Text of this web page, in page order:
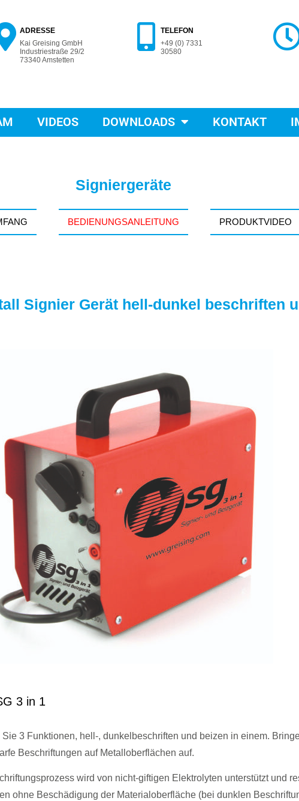
ADRESSE
Kai Greising GmbH
Industriestraße 29/2
73340 Amstetten
TELEFON
+49 (0) 7331
30580
VIDEOS DOWNLOADS KONTAKT
Signiergeräte
BEDIENUNGSANLEITUNG PRODUKTVIDEO
Signier Gerät hell-dunkel beschriften
3 in 1
3 Funktionen, hell-, dunkelbeschriften und beizen in einem.
Beschriftungen auf Metalloberflächen auf.
wird von nicht-giftigen Elektrolyten unterstützt und
ohne Beschädigung der Materialoberfläche (bei dunklen